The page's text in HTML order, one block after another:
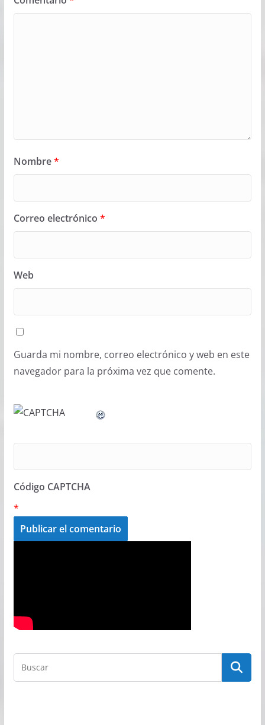
Nombre*
Correo electrónico *
Web
Guarda mi nombre, correo electrónico y web en este
navegador para la próxima vez que comente.
Código CAPTCHA
*